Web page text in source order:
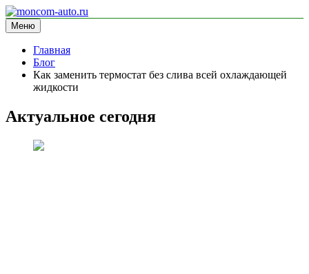
Перейти
к
содержимому
moncom-auto.ru
блог про автомобили
Меню
Главная
Блог
Как заменить термостат без слива всей охлаждающей
жидкости
Актуальное сегодня